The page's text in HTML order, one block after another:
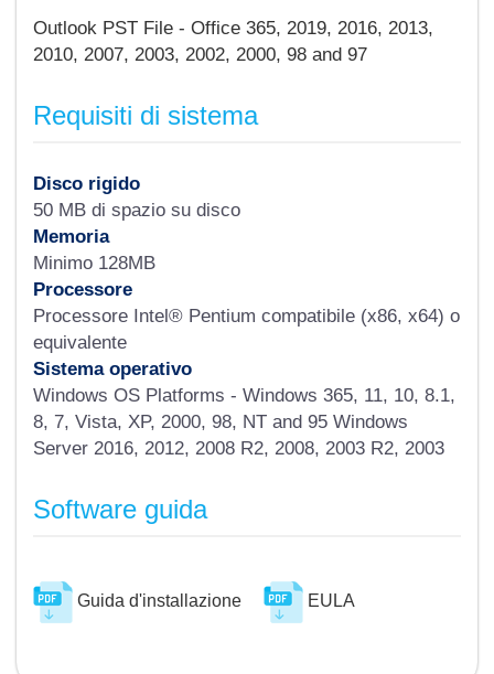
Outlook PST File - Office 365, 2019, 2016, 2013,
2010, 2007, 2003, 2002, 2000, 98 and 97
Requisiti di sistema
Disco rigido
50 MB di spazio su disco
Memoria
Minimo 128MB
Processore
Processore Intel® Pentium compatibile (x86, x64) o
equivalente
Sistema operativo
Windows OS Platforms - Windows 365, 11, 10, 8.1,
8, 7, Vista, XP, 2000, 98, NT and 95 Windows
Server 2016, 2012, 2008 R2, 2008, 2003 R2, 2003
Software guida
Guida d'installazione EULA